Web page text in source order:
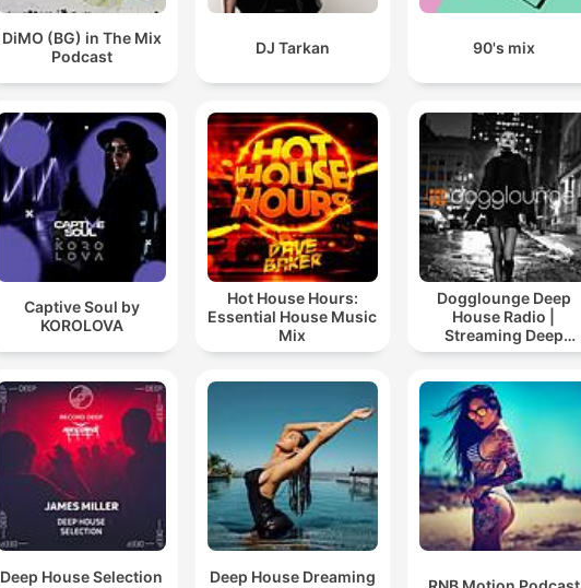
00:37:42 · Reflexión nostálgica sobre cómo la música de esa
época ha sido partícipe de momentos personales importantes.
DiMO (BG) in The Mix
Podcast
DJ Tarkan 90's mix
Captive Soul by
KOROLOVA
Hot House Hours:
Essential House Music
Mix
Dogglounge Deep
House Radio |
Streaming Deep
House 24/7
Deep House Selection
Deep House Dreaming